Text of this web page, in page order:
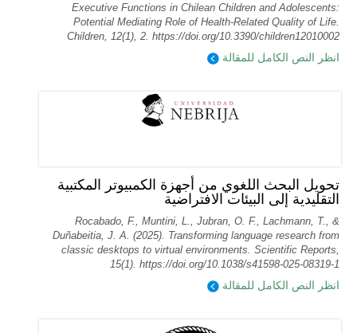
Executive Functions in Chilean Children and Adolescents:
Potential Mediating Role of Health-Related Quality of Life.
Children, 12(1), 2. https://doi.org/10.3390/children12010002
انظر النص الكامل للمقالة
تحويل البحث اللغوي من أجهزة الكمبيوتر المكتبية
التقليدية إلى البيئات الافتراضية
Rocabado, F., Muntini, L., Jubran, O. F., Lachmann, T., &
Duñabeitia, J. A. (2025). Transforming language research from
classic desktops to virtual environments. Scientific Reports,
15(1). https://doi.org/10.1038/s41598-025-08319-1
انظر النص الكامل للمقالة